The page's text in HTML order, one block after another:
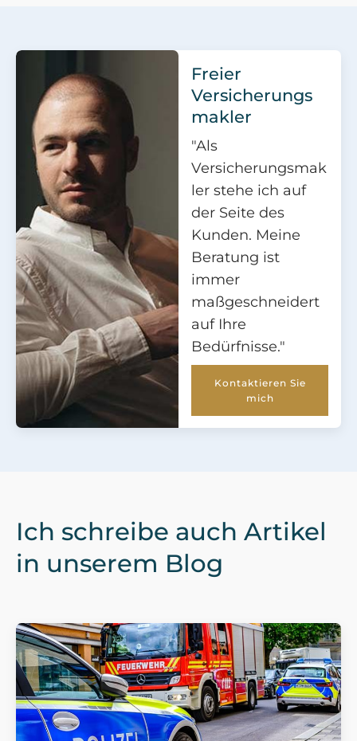
Freier
Versicherungs
makler
"Als
Versicherungsmak
ler stehe ich auf
der Seite des
Kunden. Meine
Beratung ist
immer
maßgeschneidert
auf Ihre
Bedürfnisse."
Kontaktieren Sie
mich
Ich schreibe auch Artikel
in unserem Blog